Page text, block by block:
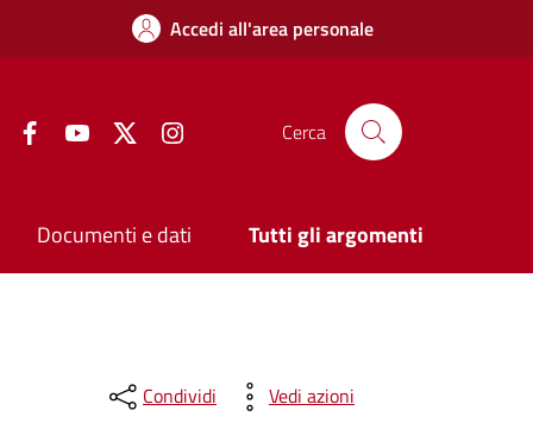
Accedi all'area personale
FacebookYouTube Twitter Cerca
Documenti e dati Tutti gli argomenti
Condividi Vedi azioni